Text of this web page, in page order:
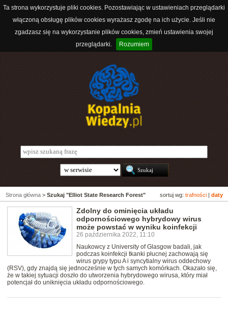
Ta strona wykorzystuje pliki cookies. Pozostawiając w ustawieniach przeglądarki
włączoną obsługę plików cookies wyrażasz zgodę na ich użycie. Jeśli nie
zgadzasz się na wykorzystanie plików cookies, zmień ustawienia swojej
przeglądarki.
Rozumiem
sortuj wg: trafności daty
Strona główna > Szukaj "Elliot State Research Forest"
Zdolny do ominięcia układu
odpornościowego hybrydowy wirus
może powstać w wyniku koinfekcji
26 października 2022, 11:10
Naukowcy z University of Glasgow badali, jak
podczas koinfekcji tkanki płucnej zachowają się
wirus grypy typu A i syncytialny wirus oddechowy
(RSV), gdy znajdą się jednocześnie w tych samych komórkach. Okazało się,
że w takiej sytuacji doszło do utworzenia hybrydowego wirusa, który miał
potencjał do uniknięcia układu odpornościowego.